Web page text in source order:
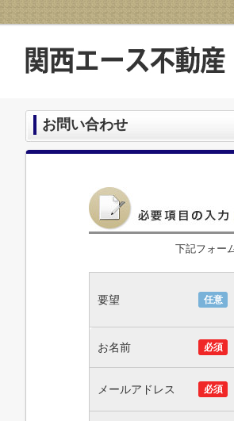
お問い合わせ
下記フォー
要望 任意
お名前 必須
メールアドレス 必須